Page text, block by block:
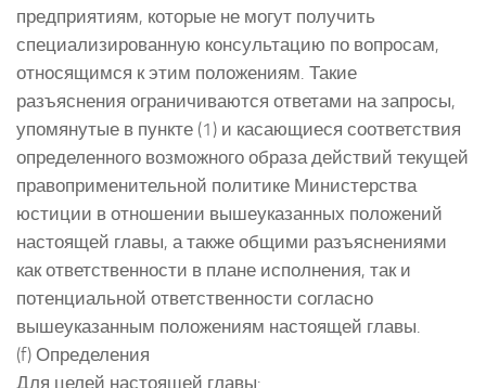
предприятиям, которые не могут получить
специализированную консультацию по вопросам,
относящимся к этим положениям. Такие
разъяснения ограничиваются ответами на запросы,
упомянутые в пункте (1) и касающиеся соответствия
определенного возможного образа действий текущей
правоприменительной политике Министерства
юстиции в отношении вышеуказанных положений
настоящей главы, а также общими разъяснениями
как ответственности в плане исполнения, так и
потенциальной ответственности согласно
вышеуказанным положениям настоящей главы.
(f) Определения
Для целей настоящей главы: